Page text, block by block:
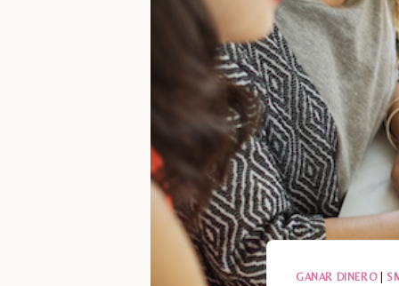
GANAR DINERO|